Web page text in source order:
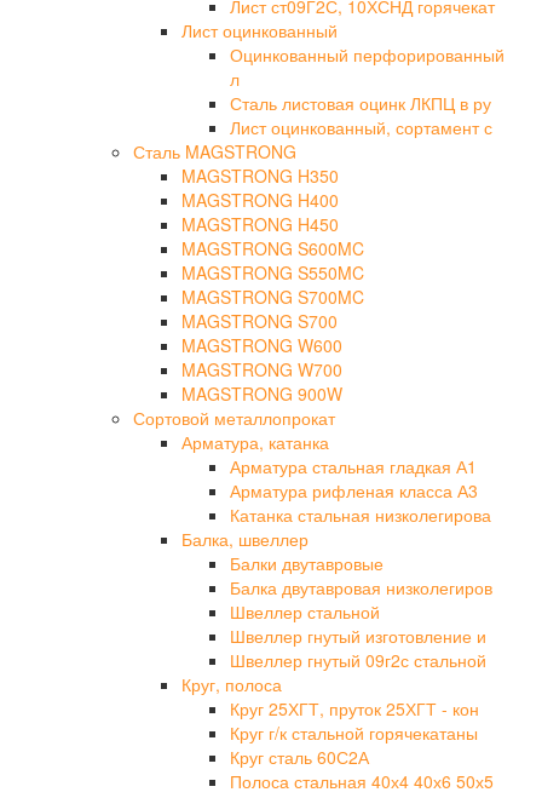
Лист ст09Г2С, 10ХСНД горячекат
Лист оцинкованный
Оцинкованный перфорированный
л
Сталь листовая оцинк ЛКПЦ в ру
Лист оцинкованный, сортамент с
Сталь MAGSTRONG
MAGSTRONG H350
MAGSTRONG H400
MAGSTRONG H450
MAGSTRONG S600MC
MAGSTRONG S550MC
MAGSTRONG S700MC
MAGSTRONG S700
MAGSTRONG W600
MAGSTRONG W700
MAGSTRONG 900W
Сортовой металлопрокат
Арматура, катанка
Арматура стальная гладкая А1
Арматура рифленая класса А3
Катанка стальная низколегирова
Балка, швеллер
Балки двутавровые
Балка двутавровая низколегиров
Швеллер стальной
Швеллер гнутый изготовление и
Швеллер гнутый 09г2с стальной
Круг, полоса
Круг 25ХГТ, пруток 25ХГТ - кон
Круг г/к стальной горячекатаны
Круг сталь 60С2А
Полоса стальная 40х4 40х6 50х5